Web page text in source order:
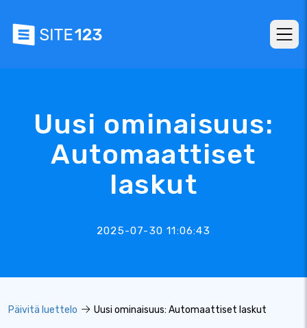
Uusi ominaisuus:
Automaattiset
laskut
2025-07-30 11:06:43
Päivitä luettelo Uusi ominaisuus: Automaattiset laskut